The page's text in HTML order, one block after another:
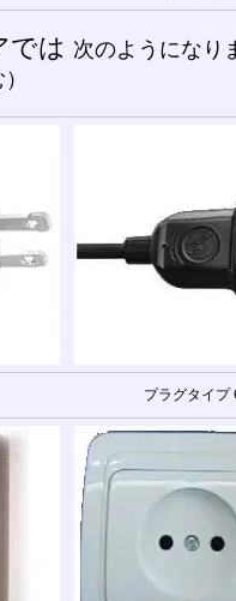
では 次のようになり
プラグタイプ